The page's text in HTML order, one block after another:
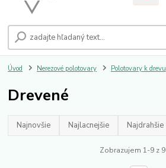
Úvod Nerezové polotovary Polotovary k drevu
Drevené
Najnovšie Najlacnejšie Najdrahšie
Zobrazujem 1-9 z 9